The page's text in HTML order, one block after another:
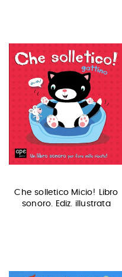
Che solletico Micio! Libro
sonoro. Ediz. illustrata